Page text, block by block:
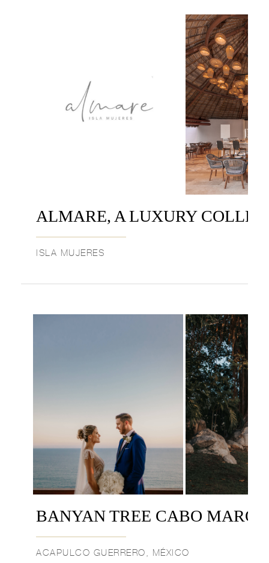
ALMARE, A LUXURY
ISLA MUJERES
BANYAN TREE CABO
ACAPULCO GUERRERO, MÉXICO